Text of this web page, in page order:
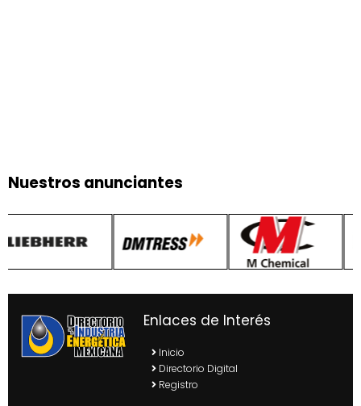
Nuestros anunciantes
Enlaces de Interés
Inicio
Directorio Digital
Registro